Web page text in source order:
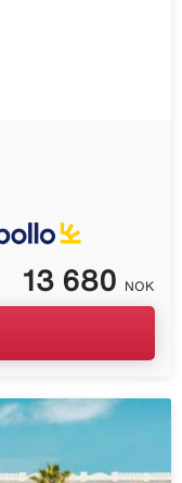
13 680 NOK